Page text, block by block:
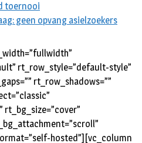
toernooi
geen opvang asielzoekers
rt_row_style=”default-style”
rt_row_shadows=””
rt_bg_size=”cover”
hosted”][vc_column